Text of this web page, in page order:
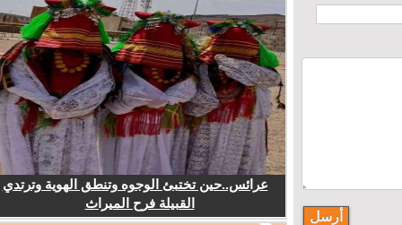
عرائس..حين تختبئ الوجوه وتنطق الهوية وترتدي
القبيلة فرح الميراث